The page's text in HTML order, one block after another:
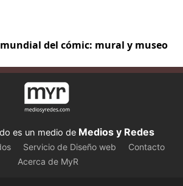
del cómic: mural y museo
es un medio de Medios y Redes
Servicio de Diseño web
Contacto
Acerca de MyR